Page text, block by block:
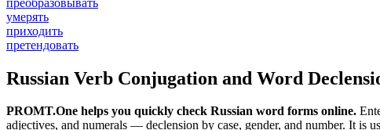
умерять
приходить
претендовать
Russian Verb Conjugation and Word
PROMT.One helps you quickly check Russian word forms online.
adjectives, and numerals — declension by case, gender, and number. It is